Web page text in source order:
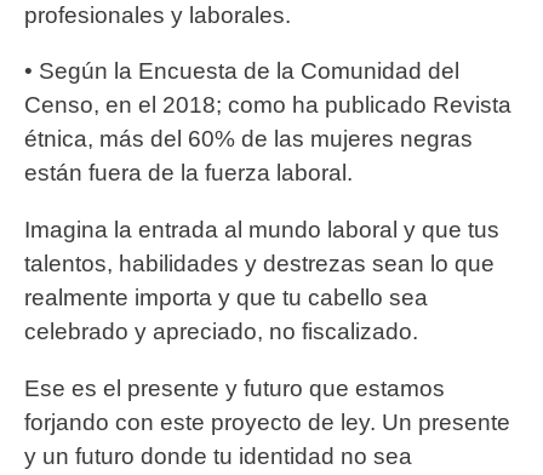
profesionales y laborales.
•⁠ ⁠Según la Encuesta de la Comunidad del
Censo, en el 2018; como ha publicado Revista
étnica, más del 60% de las mujeres negras
están fuera de la fuerza laboral.
Imagina la entrada al mundo laboral y que tus
talentos, habilidades y destrezas sean lo que
realmente importa y que tu cabello sea
celebrado y apreciado, no fiscalizado.
Ese es el presente y futuro que estamos
forjando con este proyecto de ley. Un presente
y un futuro donde tu identidad no sea